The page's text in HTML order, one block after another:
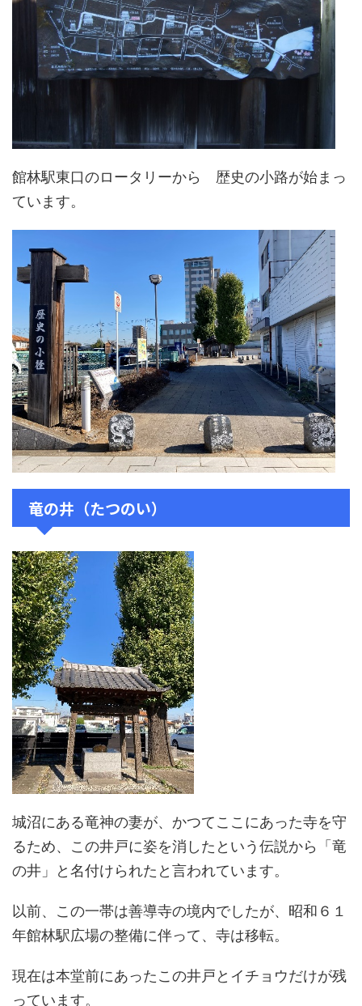
館林駅東口のロータリーから 歴史の小路が始まっ
ています。
竜の井（たつのい）
城沼にある竜神の妻が、かつてここにあった寺を守
るため、この井戸に姿を消したという伝説から「竜
の井」と名付けられたと言われています。
以前、この一帯は善導寺の境内でしたが、昭和６１
年館林駅広場の整備に伴って、寺は移転。
現在は本堂前にあったこの井戸とイチョウだけが残
っています。